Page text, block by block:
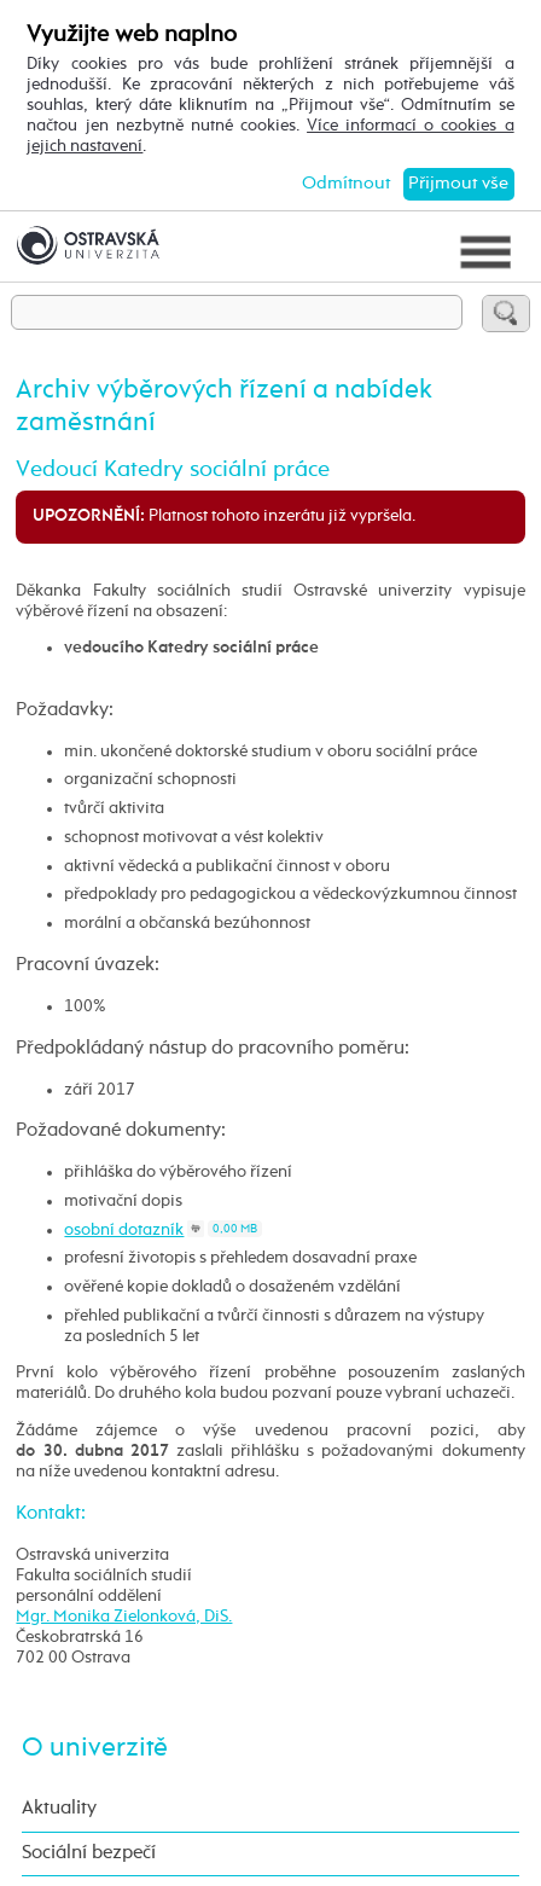
Využijte web naplno
Díky cookies pro vás bude prohlížení stránek příjemnější a
jednodušší. Ke zpracování některých z nich potřebujeme váš
souhlas, který dáte kliknutím na „Přijmout vše“. Odmítnutím se
načtou jen nezbytně nutné cookies.Více informací o cookies a
jejich nastavení
Přijmout vše
Odmítnout
Archiv výběrových řízení a nabídek
zaměstnání
Vedoucí Katedry sociální práce
UPOZORNĚNÍ: Platnost tohoto inzerátu již vypršela.
Děkanka Fakulty sociálních studií Ostravské univerzity vypisuje
výběrové řízení na obsazení:
vedoucího Katedry sociální práce
Požadavky:
min. ukončené doktorské studium v oboru sociální práce
organizační schopnosti
tvůrčí aktivita
schopnost motivovat a vést kolektiv
aktivní vědecká a publikační činnost v oboru
předpoklady pro pedagogickou a vědeckovýzkumnou činnost
morální a občanská bezúhonnost
Pracovní úvazek:
100%
Předpokládaný nástup do pracovního poměru:
září 2017
Požadované dokumenty:
přihláška do výběrového řízení
motivační dopis
osobní dotazník
0,00 MB
profesní životopis s přehledem dosavadní praxe
ověřené kopie dokladů o dosaženém vzdělání
přehled publikační a tvůrčí činnosti s důrazem na výstupy
za posledních 5 let
První kolo výběrového řízení proběhne posouzením zaslaných
materiálů. Do druhého kola budou pozvaní pouze vybraní uchazeči.
Žádáme zájemce o výše uvedenou pracovní pozici, aby
do 30. dubna 2017 zaslali přihlášku s požadovanými dokumenty
na níže uvedenou kontaktní adresu.
Kontakt:
Ostravská univerzita
Fakulta sociálních studií
personální oddělení
Mgr. Monika Zielonková, DiS.
Českobratrská 16
702 00 Ostrava
O univerzitě
Aktuality
Sociální bezpečí